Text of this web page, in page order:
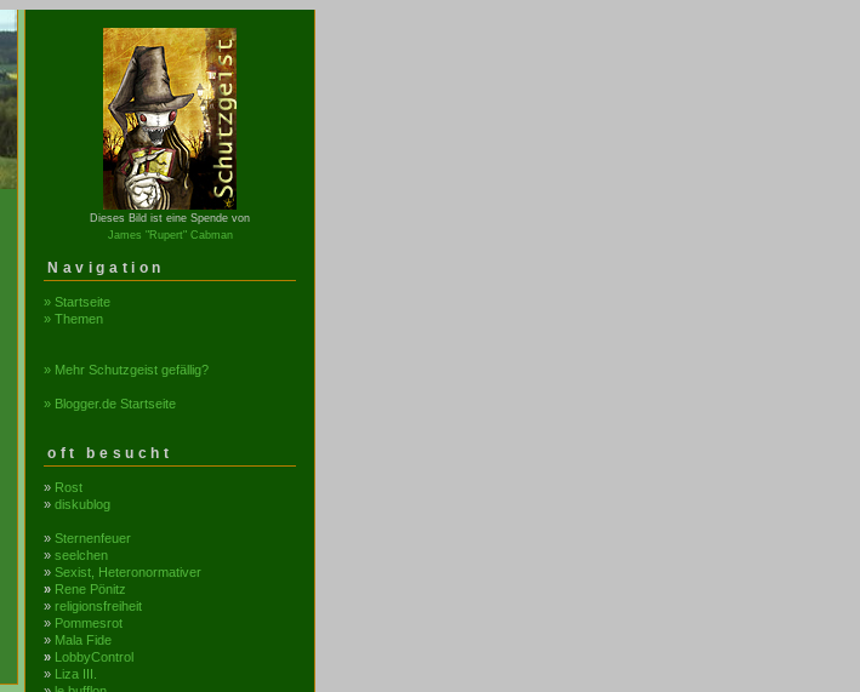
Dieses Bild ist eine Spende von
James "Rupert" Cabman
Navigation
» Startseite
» Themen
» Mehr Schutzgeist gefällig?
» Blogger.de Startseite
oft besucht
» Rost
» diskublog
» Sternenfeuer
» seelchen
» Sexist, Heteronormativer
» Rene Pönitz
» religionsfreiheit
» Pommesrot
» Mala Fide
» LobbyControl
» Liza III.